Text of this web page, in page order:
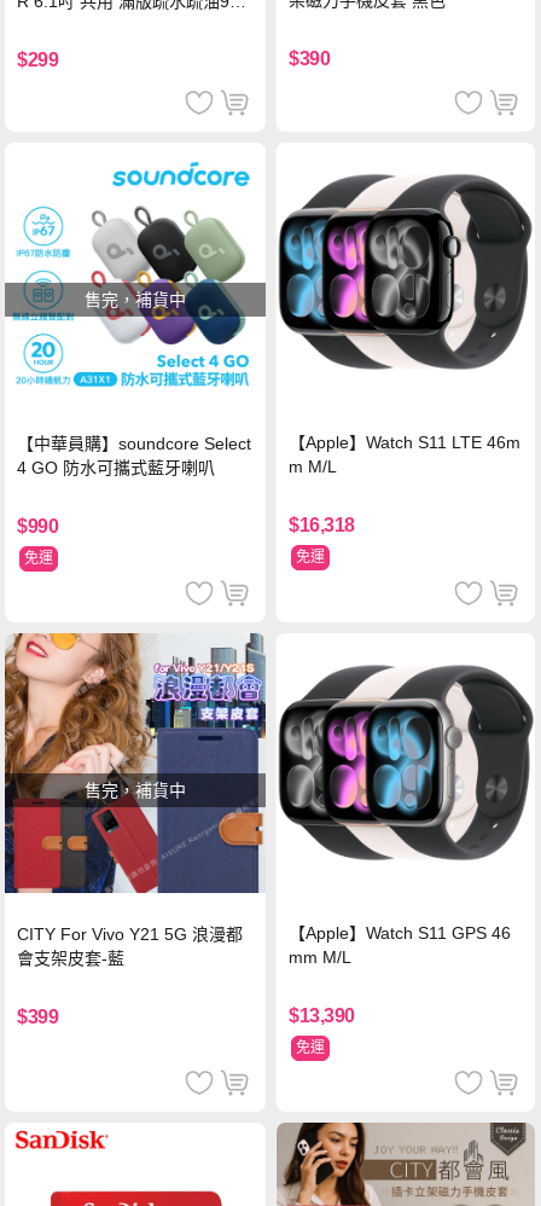
$299 $390
售完，補貨中
【中華員購】soundcore Select
4 GO 防水可攜式藍牙喇叭
$990
免運
【Apple】Watch S11 LTE 46m
m M/L
$16,318
免運
售完，補貨中
CITY For Vivo Y21 5G 浪漫都
會支架皮套-藍
$399
【Apple】Watch S11 GPS 46
mm M/L
$13,390
免運